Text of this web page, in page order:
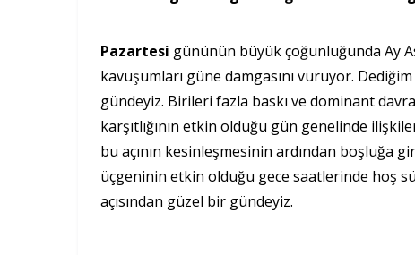
Pazartesi gününün büyük çoğunluğunda Ay
kavuşumları güne damgasını vuruyor.
gündeyiz. Birileri fazla baskı ve dominant
karşıtlığının etkin olduğu gün genelinde
bu açının kesinleşmesinin ardından boşluğa
üçgeninin etkin olduğu gece saatlerinde hoş
açısından güzel bir gündeyiz.